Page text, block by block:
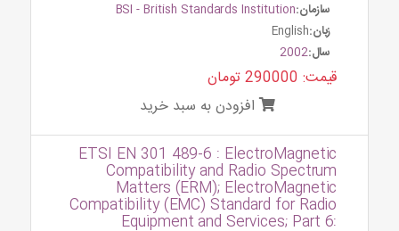
سازمان:BSI - British Standards Institution
زبان:English
سال:2002
قیمت: 290000 تومان
افزودن به سبد خرید
ETSI EN 301 489-6 : ElectroMagnetic
Compatibility and Radio Spectrum
Matters (ERM); ElectroMagnetic
Compatibility (EMC) Standard for Radio
Equipment and Services; Part 6: